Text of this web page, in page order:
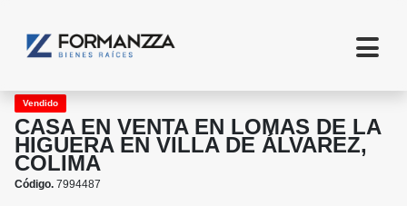
Vendido
CASA EN VENTA EN LOMAS DE LA
HIGUERA EN VILLA DE ÁLVAREZ,
COLIMA
Código. 7994487